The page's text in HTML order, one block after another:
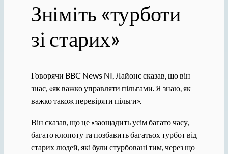
Зніміть «турботи
зі старих»
Говорячи BBC News NI, Лайонс сказав, що він
знає, «як важко управляти пільгами. Я знаю, як
важко також перевіряти пільги».
Він сказав, що це «заощадить усім багато часу,
багато клопоту та позбавить багатьох турбот від
старих людей, які були стурбовані тим, через що